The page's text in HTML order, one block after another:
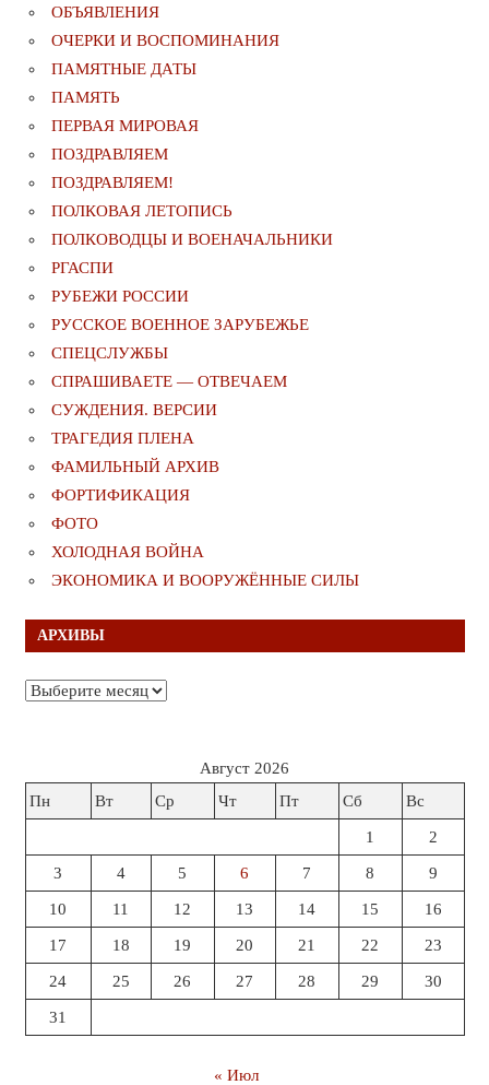
ОБЪЯВЛЕНИЯ
ОЧЕРКИ И ВОСПОМИНАНИЯ
ПАМЯТНЫЕ ДАТЫ
ПАМЯТЬ
ПЕРВАЯ МИРОВАЯ
ПОЗДРАВЛЯЕМ
ПОЗДРАВЛЯЕМ!
ПОЛКОВАЯ ЛЕТОПИСЬ
ПОЛКОВОДЦЫ И ВОЕНАЧАЛЬНИКИ
РГАСПИ
РУБЕЖИ РОССИИ
РУССКОЕ ВОЕННОЕ ЗАРУБЕЖЬЕ
СПЕЦСЛУЖБЫ
СПРАШИВАЕТЕ — ОТВЕЧАЕМ
СУЖДЕНИЯ. ВЕРСИИ
ТРАГЕДИЯ ПЛЕНА
ФАМИЛЬНЫЙ АРХИВ
ФОРТИФИКАЦИЯ
ФОТО
ХОЛОДНАЯ ВОЙНА
ЭКОНОМИКА И ВООРУЖЁННЫЕ СИЛЫ
АРХИВЫ
Архивы
Август 2026
Пн
Вт Ср Чт Пт Сб Вс
1 2
3 4 5 6 7 8 9
10 11 12 13 14 15 16
17 18 19 20 21 22 23
24 25 26 27 28 29 30
31
« Июл